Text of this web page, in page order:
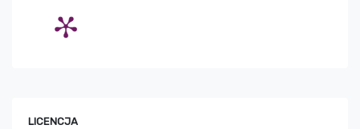
LICENCJA